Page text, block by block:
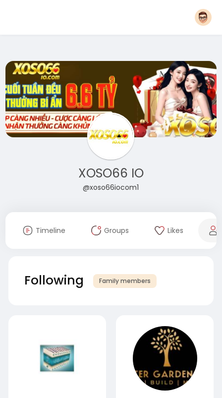
XOSO66 IO
@xoso66iocom1
Timeline Groups Likes
Following Family members